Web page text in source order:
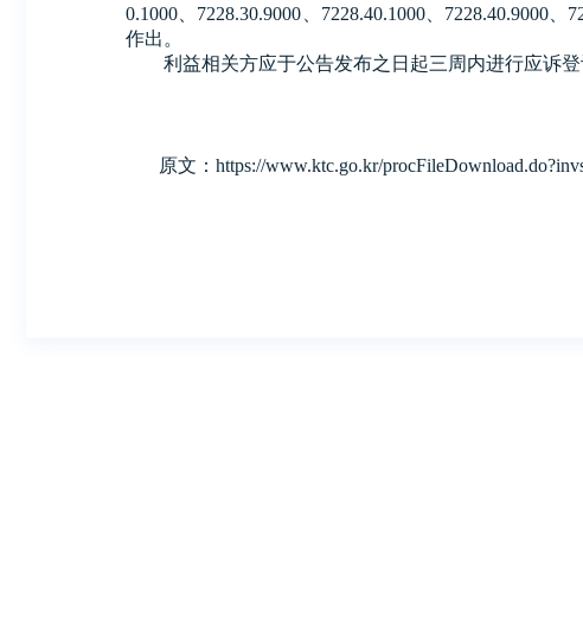
0.1000、7228.30.9000、7228.40.1000、
作出。
利益相关方应于公告发布之日起三周内进行应诉登
原文： https://www.ktc.go.kr/